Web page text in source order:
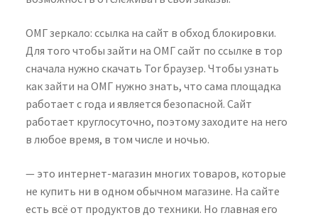
ОМГ зеркало: ссылка на сайт в обход блокировки.
Для того чтобы зайти на ОМГ сайт по ссылке в тор
сначала нужно скачать Tor браузер. Чтобы узнать
как зайти на ОМГ нужно знать, что сама площадка
работает с года и является безопасной. Сайт
работает круглосуточно, поэтому заходите на него
в любое время, в том числе и ночью.
— это интернет-магазин многих товаров, которые
не купить ни в одном обычном магазине. На сайте
есть всё от продуктов до техники. Но главная его